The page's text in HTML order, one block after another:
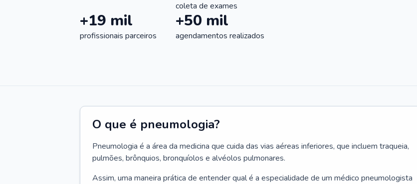
coleta de exames
+19 mil
profissionais parceiros
+50 mil
agendamentos realizados
O que é pneumologia?
Pneumologia é a área da medicina que cuida das vias aéreas inferiores, que incluem traqueia,
pulmões, brônquios, bronquíolos e alvéolos pulmonares.
Assim, uma maneira prática de entender qual é a especialidade de um médico pneumologista